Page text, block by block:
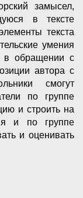
замысел,
в тексте
текста
умения
в обращении с
автора с
смогут
по группе
и строить на
и по группе
и оценивать